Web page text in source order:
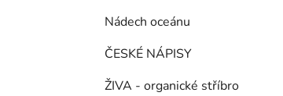
Nádech oceánu
ČESKÉ NÁPISY
ŽIVA - organické stříbro